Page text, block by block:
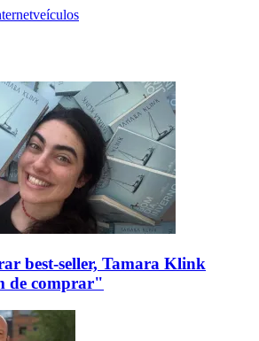
veículos
best-seller, Tamara Klink
de comprar"